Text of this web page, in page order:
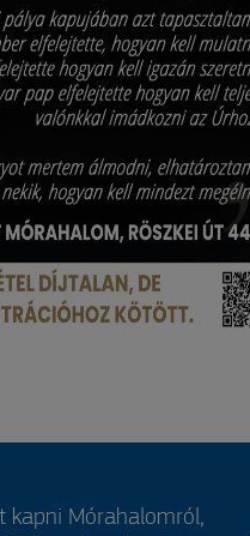
kapni Mórahalomról,